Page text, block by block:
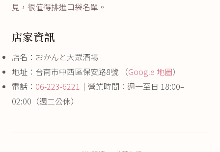
見，很值得排進口袋名單。
店家資訊
店名：おかんと大眾酒場
地址：台南市中西區保安路8號 （Google 地圖）
電話： 06-223-6221 ｜營業時間：週一至日 18:00–
02:00（週二公休）